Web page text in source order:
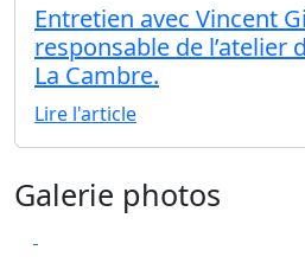
Entretien avec Vincent
responsable de l’atelier
La Cambre.
Lire l'article
Galerie photos